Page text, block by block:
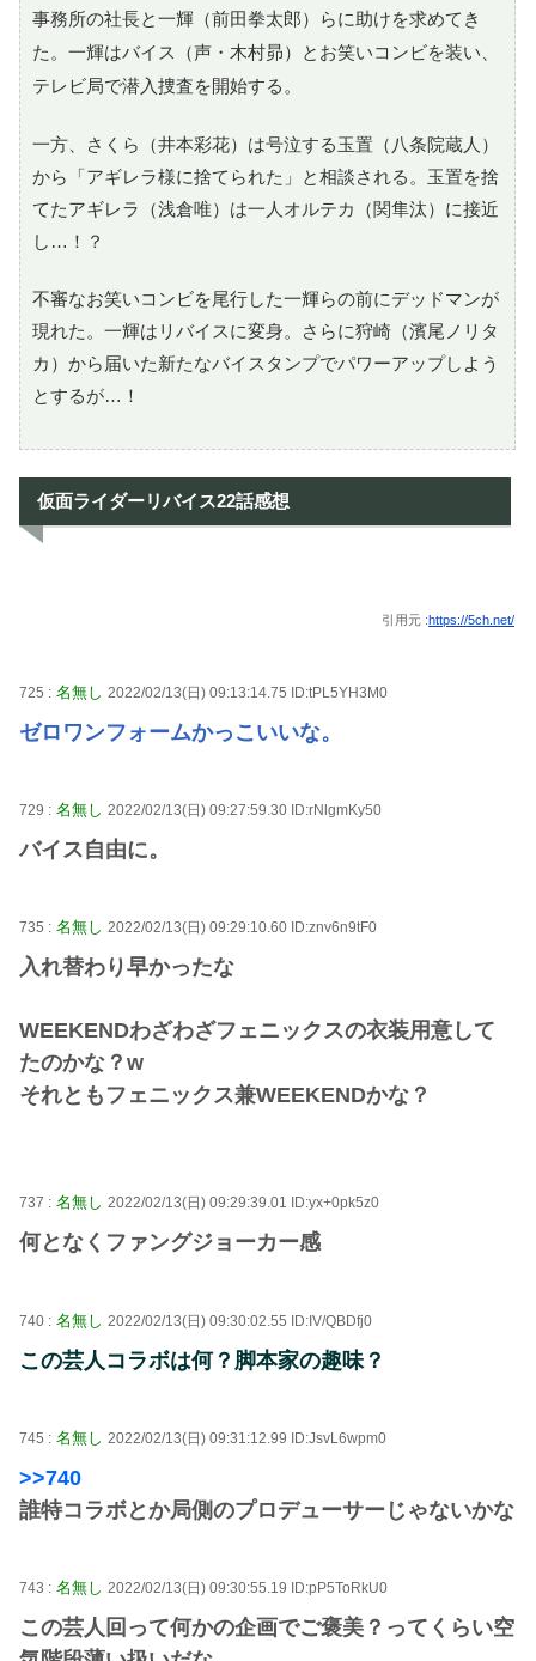
事務所の社長と一輝（前田拳太郎）らに助けを求めてき
た。一輝はバイス（声・木村昴）とお笑いコンビを装い、
テレビ局で潜入捜査を開始する。
一方、さくら（井本彩花）は号泣する玉置（八条院蔵人）
から「アギレラ様に捨てられた」と相談される。玉置を捨
てたアギレラ（浅倉唯）は一人オルテカ（関隼汰）に接近
し…！？
不審なお笑いコンビを尾行した一輝らの前にデッドマンが
現れた。一輝はリバイスに変身。さらに狩崎（濱尾ノリタ
カ）から届いた新たなバイスタンプでパワーアップしよう
とするが…！
仮面ライダーリバイス22話感想
引用元 :https://5ch.net/
725 : 名無し 2022/02/13(日) 09:13:14.75 ID:tPL5YH3M0
ゼロワンフォームかっこいいな。
729 : 名無し 2022/02/13(日) 09:27:59.30 ID:rNlgmKy50
バイス自由に。
735 : 名無し 2022/02/13(日) 09:29:10.60 ID:znv6n9tF0
入れ替わり早かったな
WEEKENDわざわざフェニックスの衣装用意して
たのかな？w
それともフェニックス兼WEEKENDかな？
737 : 名無し 2022/02/13(日) 09:29:39.01 ID:yx+0pk5z0
何となくファングジョーカー感
740 : 名無し 2022/02/13(日) 09:30:02.55 ID:IV/QBDfj0
この芸人コラボは何？脚本家の趣味？
745 : 名無し 2022/02/13(日) 09:31:12.99 ID:JsvL6wpm0
>>740
誰特コラボとか局側のプロデューサーじゃないかな
743 : 名無し 2022/02/13(日) 09:30:55.19 ID:pP5ToRkU0
この芸人回って何かの企画でご褒美？ってくらい空